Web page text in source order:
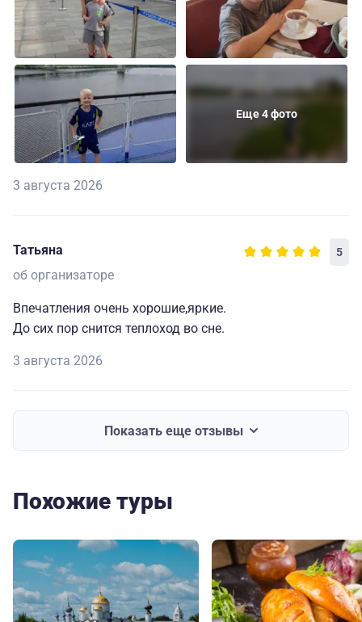
Еще 4 фото
3 августа 2026
Татьяна 5
об организаторе
Впечатления очень хорошие,яркие.
До сих пор снится теплоход во сне.
3 августа 2026
Показать еще отзывы
Похожие туры